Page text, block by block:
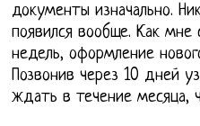
документы изначально.
появился вообще. Как мне
недель, оформление
Позвонив через 10 дней
ждать в течение месяца,